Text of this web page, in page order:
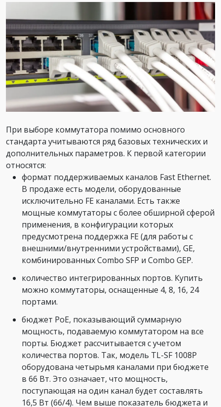
При выборе коммутатора помимо основного
стандарта учитываются ряд базовых технических и
дополнительных параметров. К первой категории
относятся:
формат поддерживаемых каналов Fast Ethernet.
В продаже есть модели, оборудованные
исключительно FE каналами. Есть также
мощные коммутаторы с более обширной сферой
применения, в конфигурации которых
предусмотрена поддержка FE (для работы с
внешними/внутренними устройствами), GE,
комбинированных Combo SFP и Combo GEP.
количество интегрированных портов. Купить
можно коммутаторы, оснащенные 4, 8, 16, 24
портами.
бюджет PoE, показывающий суммарную
мощность, подаваемую коммутатором на все
порты. Бюджет рассчитывается с учетом
количества портов. Так, модель TL-SF 1008P
оборудована четырьмя каналами при бюджете
в 66 Bт. Это означает, что мощность,
поступающая на один канал будет составлять
16,5 Вт (66/4). Чем выше показатель бюджета и